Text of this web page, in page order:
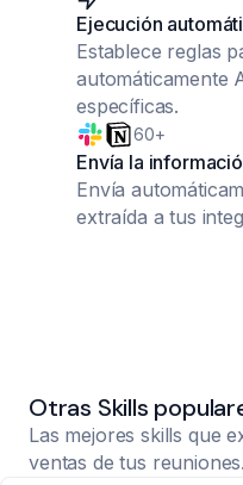
Ejecución
Establece reglas
automáticamente
específicas.
60+
Envía la
Envía
extraída a tus
Otras Skills
Las mejores skills que
ventas de tus reuniones.